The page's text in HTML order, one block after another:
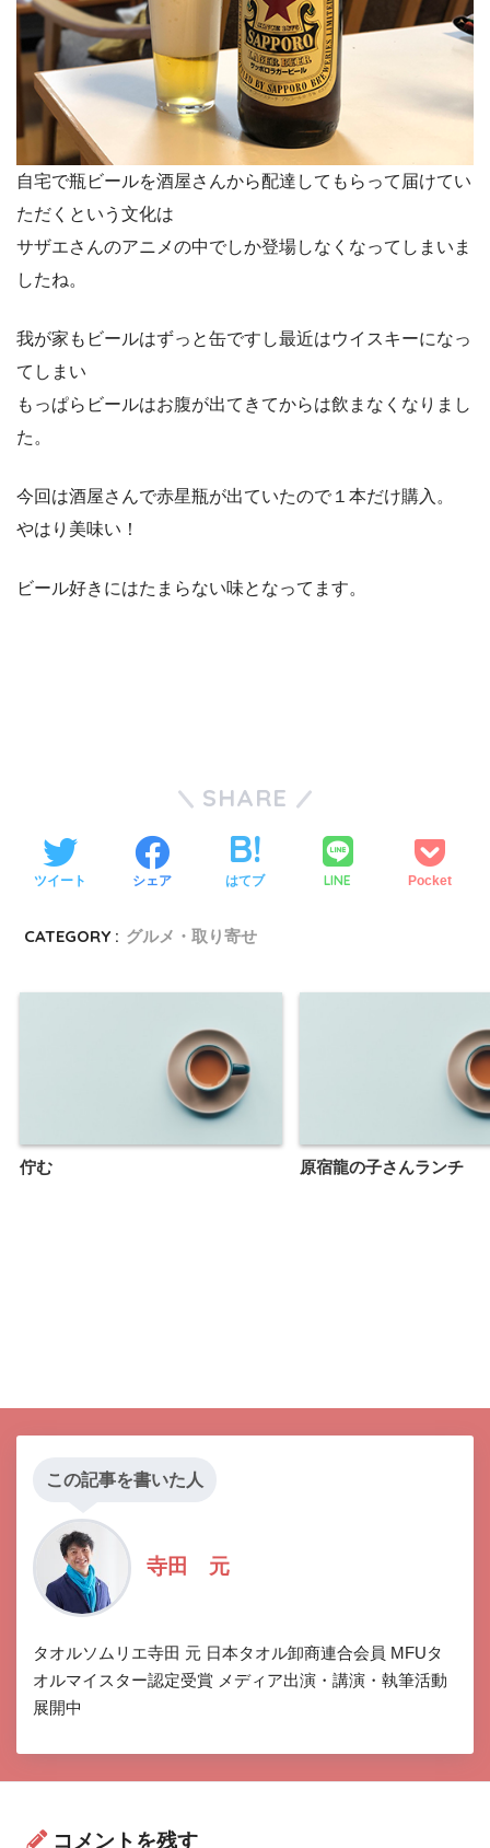
自宅で瓶ビールを酒屋さんから配達してもらって届けてい
ただくという文化は
サザエさんのアニメの中でしか登場しなくなってしまいま
したね。
我が家もビールはずっと缶ですし最近はウイスキーになっ
てしまい
もっぱらビールはお腹が出てきてからは飲まなくなりまし
た。
今回は酒屋さんで赤星瓶が出ていたので１本だけ購入。
やはり美味い！
ビール好きにはたまらない味となってます。
SHARE
ツイート シェア はてブ LINE Pocket
CATEGORY : グルメ・取り寄せ
佇む 原宿龍の子さんランチ
この記事を書いた人
寺田 元
タオルソムリエ寺田 元 日本タオル卸商連合会員 MFUタ
オルマイスター認定受賞 メディア出演・講演・執筆活動
展開中
コメントを残す